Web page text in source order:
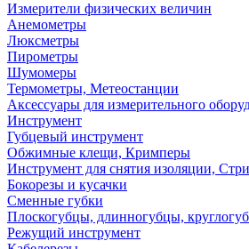
Измерители физических величин
Анемометры
Люксметры
Пирометры
Шумомеры
Термометры, Метеостанции
Аксессуары для измерительного
Инструмент
Губцевый инструмент
Обжимные клещи, Кримперы
Инструмент для снятия изоляции,
Бокорезы и кусачки
Сменные губки
Плоскогубцы, длинногубцы,
Режущий инструмент